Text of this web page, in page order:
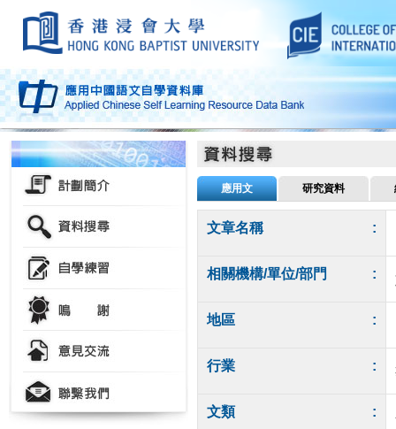
應用文 研究資料
文章名稱 :
相關機構/單位/部門 :
地區 :
行業 :
文類 :